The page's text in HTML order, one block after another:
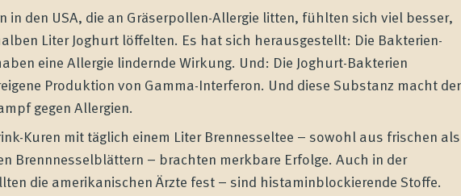
in den USA, die an Gräserpollen-Allergie litten, fühlten sich viel besser,
Liter Joghurt löffelten. Es hat sich herausgestellt: Die Bakterien-
eine Allergie lindernde Wirkung. Und: Die Joghurt-Bakterien
Produktion von Gamma-Interferon. Und diese Substanz macht
gegen Allergien.
Kuren mit täglich einem Liter Brennesseltee – sowohl aus frischen als
Brennnesselblättern – brachten merkbare Erfolge. Auch in der
die amerikanischen Ärzte fest – sind histaminblockierende Stoffe.